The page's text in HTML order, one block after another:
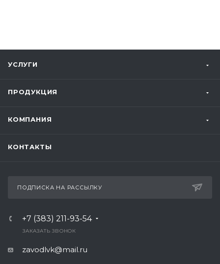
УСЛУГИ
ПРОДУКЦИЯ
КОМПАНИЯ
КОНТАКТЫ
ПОДПИСКА НА РАССЫЛКУ
+7 (383) 211-93-54
ЗАКАЗАТЬ ЗВОНОК
zavodlvk@mail.ru